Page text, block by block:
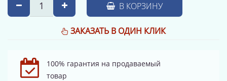
В КОРЗИНУ
ЗАКАЗАТЬ В ОДИН КЛИК
100% гарантия на продаваемый
товар